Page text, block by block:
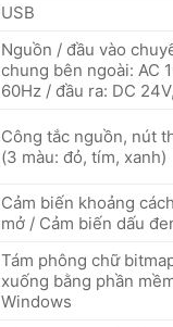
USB
Nguồn / đầu vào
chung bên ngoài: AC
60Hz / đầu ra: DC
Công tắc nguồn, nút
(3 màu: đỏ, tím, xanh)
Cảm biến khoảng
mở / Cảm biến dấu
Tám phông chữ
xuống bằng phần
Windows